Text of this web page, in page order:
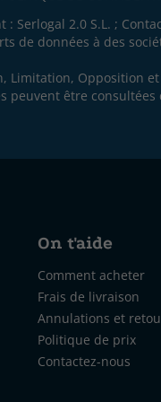
Serlogal 2.0 S.L. ;
de données à des
Limitation, Opposition
peuvent être consultées
On t'aide
Comment acheter
Frais de livraison
Annulations et
Politique de prix
Contactez-nous